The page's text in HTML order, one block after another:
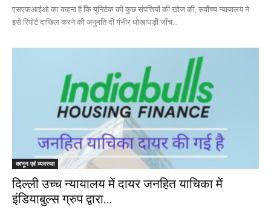
एसएफआईओ का कहना है कि यूनिटेक की कुछ संपत्तियों की खोज की, सर्वोच्च न्यायालय ने
इसे रिपोर्ट दाखिल करने की अनुमति दी गंभीर धोखाधड़ी जाँच...
कानून एवं व्यवस्था
दिल्ली उच्च न्यायालय में दायर जनहित याचिका में
इंडियाबुल्स ग्रुप द्वारा...